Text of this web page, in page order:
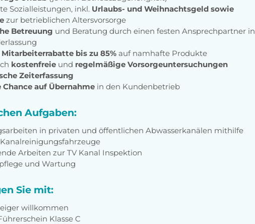
Sozialleistungen, inkl. Urlaubs- und Weihnachtsgeld sowie
zur betrieblichen Altersvorsorge
Betreuung und Beratung durch einen festen Ansprechpartner in
Mitarbeiterrabatte bis zu 85% auf namhafte Produkte
kostenfreie und regelmäßige Vorsorgeuntersuchungen
Zeiterfassung
Chance auf Übernahme in den Kundenbetrieb
Aufgaben:
in privaten und öffentlichen Abwasserkanälen mithilfe
Arbeiten zur TV Kanal Inspektion
und Wartung
Sie mit:
willkommen
Klasse C